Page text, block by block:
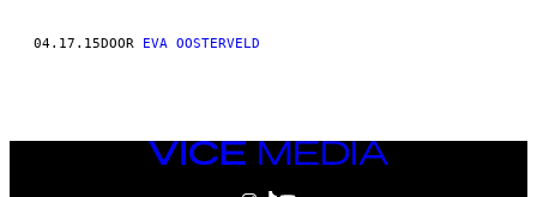
04.17.15DOOR EVA OOSTERVELD
VICE
MEDIA